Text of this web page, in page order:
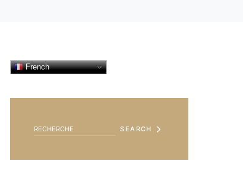
French
SEARCH